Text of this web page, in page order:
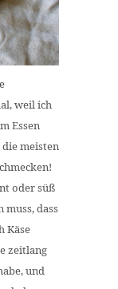
weil ich
Essen
meisten
oder süß
dass
Käse
zeitlang
und